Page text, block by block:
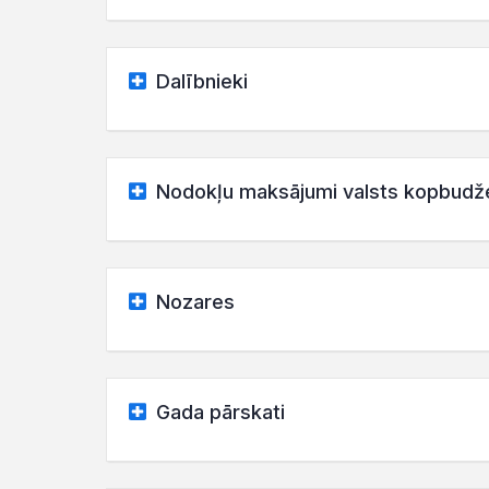
Dalībnieki
Nodokļu maksājumi valsts
Nozares
Gada pārskati